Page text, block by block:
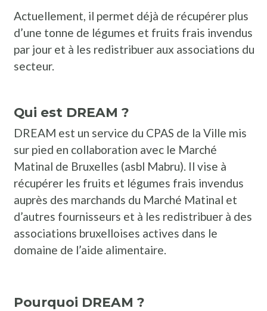
Actuellement, il permet déjà de récupérer plus
d’une tonne de légumes et fruits frais invendus
par jour et à les redistribuer aux associations du
secteur.
Qui est DREAM ?
DREAM est un service du CPAS de la Ville mis
sur pied en collaboration avec le Marché
Matinal de Bruxelles (asbl Mabru). Il vise à
récupérer les fruits et légumes frais invendus
auprès des marchands du Marché Matinal et
d’autres fournisseurs et à les redistribuer à des
associations bruxelloises actives dans le
domaine de l’aide alimentaire.
Pourquoi DREAM ?